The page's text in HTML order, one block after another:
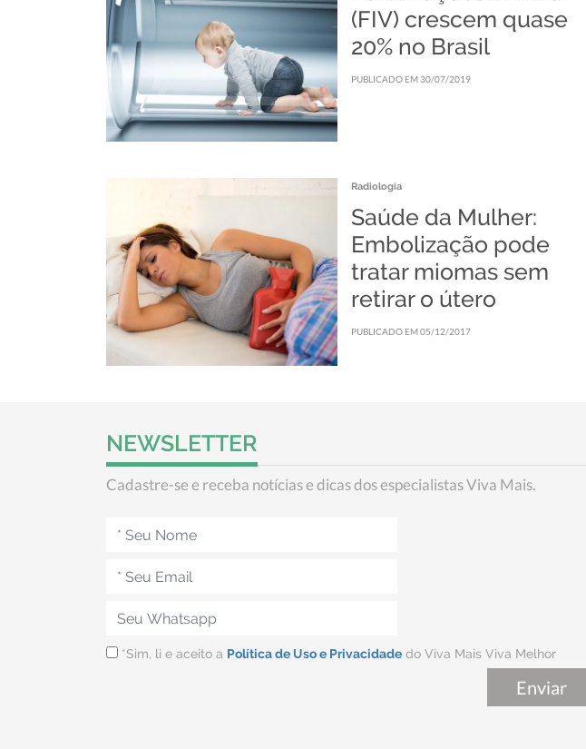
(FIV) crescem quase
20% no Brasil
PUBLICADO EM 30/07/2019
Radiologia
Saúde da Mulher:
Embolização pode
tratar miomas sem
retirar o útero
PUBLICADO EM 05/12/2017
NEWSLETTER
Cadastre-se e receba notícias e dicas dos especialistas Viva Mais.
*Sim, li e aceito a Política de Uso e Privacidade do Viva Mais Viva Melhor